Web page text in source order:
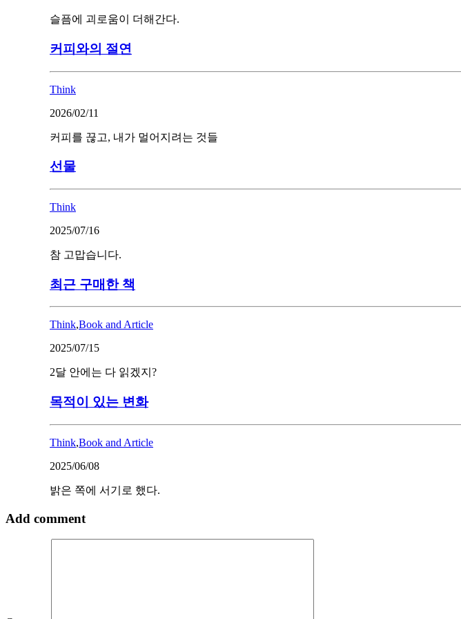
슬픔에 괴로움이 더해간다.
커피와의 절연
Think
2026/02/11
커피를 끊고, 내가 멀어지려는 것들
선물
Think
2025/07/16
참 고맙습니다.
최근 구매한 책
Think,Book and Article
2025/07/15
2달 안에는 다 읽겠지?
목적이 있는 변화
Think,Book and Article
2025/06/08
밝은 쪽에 서기로 했다.
Add comment